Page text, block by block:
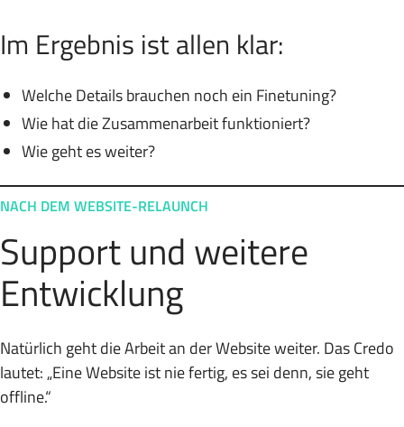
Im Ergebnis ist allen klar:
Welche Details brauchen noch ein Finetuning?
Wie hat die Zusammenarbeit funktioniert?
Wie geht es weiter?
NACH DEM WEBSITE-RELAUNCH
Support und weitere
Entwicklung
Natürlich geht die Arbeit an der Website weiter. Das Credo
lautet: „Eine Website ist nie fertig, es sei denn, sie geht
offline.“